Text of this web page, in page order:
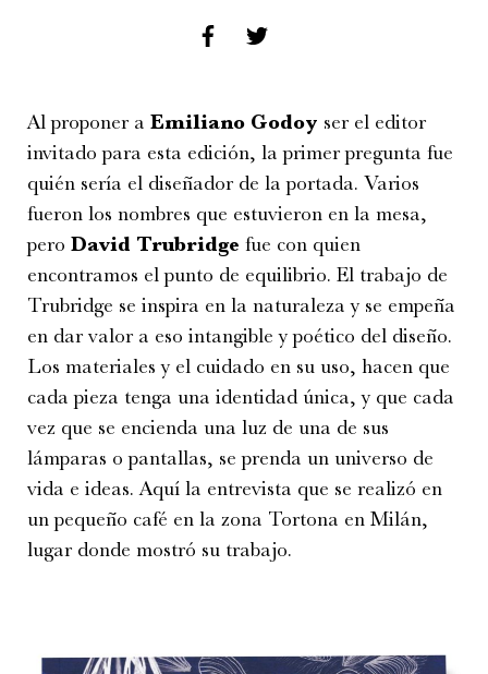
Al proponer a Emiliano Godoy ser el editor
invitado para esta edición, la primer pregunta fue
quién sería el diseñador de la portada. Varios
fueron los nombres que estuvieron en la mesa,
pero David Trubridge fue con quien
encontramos el punto de equilibrio. El trabajo de
Trubridge se inspira en la naturaleza y se empeña
en dar valor a eso intangible y poético del diseño.
Los materiales y el cuidado en su uso, hacen que
cada pieza tenga una identidad única, y que cada
vez que se encienda una luz de una de sus
lámparas o pantallas, se prenda un universo de
vida e ideas. Aquí la entrevista que se realizó en
un pequeño café en la zona Tortona en Milán,
lugar donde mostró su trabajo.